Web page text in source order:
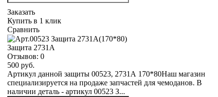
Заказать
Купить в 1 клик
Сравнить
Защита 2731А
Отзывов: 0
500 руб.
Артикул данной защиты 00523, 2731А 170*80Наш магазин
специализируется на продаже запчастей для чемоданов. В
наличии деталь - артикул 00523 З...